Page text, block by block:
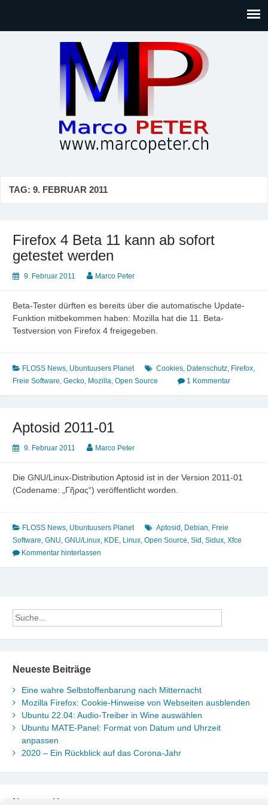
Gesellschaft, Musik, Photographie, Sport und Technik (IT)
TAG: 9. FEBRUAR 2011
Firefox 4 Beta 11 kann ab sofort
getestet werden
9. Februar 2011 Marco Peter
Beta-Tester dürften es bereits über die automatische Update-
Funktion mitbekommen haben: Mozilla hat die 11. Beta-
Testversion von Firefox 4 freigegeben.
FLOSS News, Ubuntuusers Planet Cookies, Datenschutz, Firefox,
Freie Software, Gecko, Mozilla, Open Source 1 Kommentar
Aptosid 2011-01
9. Februar 2011 Marco Peter
Die GNU/Linux-Distribution Aptosid ist in der Version 2011-01
(Codename: „Γῆρας“) veröffentlicht worden.
FLOSS News, Ubuntuusers Planet Aptosid , Debian, Freie
Software, GNU, GNU/Linux, KDE, Linux, Open Source, Sid , Sidux, Xfce
Kommentar hinterlassen
Neueste Beiträge
Eine wahre Selbstoffenbarung nach Mitternacht
Mozilla Firefox: Cookie-Hinweise von Webseiten ausblenden
Ubuntu 22.04: Audio-Treiber in Wine auswählen
Ubuntu MATE-Panel: Format von Datum und Uhrzeit
anpassen
2020 – Ein Rückblick auf das Corona-Jahr
Neueste Kommentare